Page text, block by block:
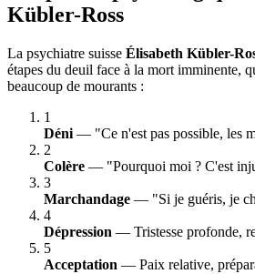
Kübler-Ross
La psychiatre suisse Élisabeth Kübler-
étapes du deuil face à la mort imminente,
beaucoup de mourants :
1
Déni — "Ce n'est pas possible, les
2
Colère — "Pourquoi moi ? C'est
3
Marchandage — "Si je guéris, je
4
Dépression — Tristesse profonde,
5
Acceptation — Paix relative,